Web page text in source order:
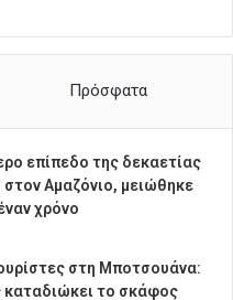
Πρόσφατα
επίπεδο της δεκαετίας
Αμαζόνιο, μειώθηκε
χρόνο
στη Μποτσουάνα:
καταδιώκει το σκάφος